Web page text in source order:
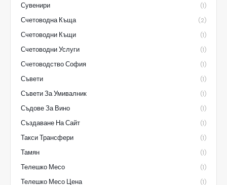
Сувенири (1)
Счетоводна Къща (2)
Счетоводни Къщи (1)
Счетоводни Услуги (1)
Счетоводство София (1)
Съвети (1)
Съвети За Умивалник (1)
Съдове За Вино (1)
Създаване На Сайт (1)
Такси Трансфери (1)
Тамян (1)
Телешко Месо (1)
Телешко Месо Цена (1)